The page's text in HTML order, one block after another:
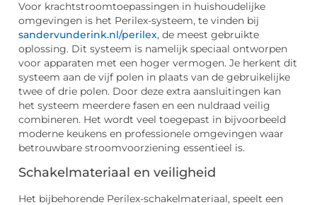
Voor krachtstroomtoepassingen in huishoudelijke
omgevingen is het Perilex-systeem, te vinden bij
sandervunderink.nl/perilex, de meest gebruikte
oplossing. Dit systeem is namelijk speciaal ontworpen
voor apparaten met een hoger vermogen. Je herkent dit
systeem aan de vijf polen in plaats van de gebruikelijke
twee of drie polen. Door deze extra aansluitingen kan
het systeem meerdere fasen en een nuldraad veilig
combineren. Het wordt veel toegepast in bijvoorbeeld
moderne keukens en professionele omgevingen waar
betrouwbare stroomvoorziening essentieel is.
Schakelmateriaal en veiligheid
Het bijbehorende Perilex-schakelmateriaal, speelt een